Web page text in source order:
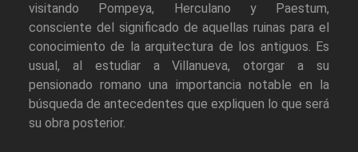
visitando Pompeya, Herculano y Paestum,
consciente del significado de aquellas ruinas para el
conocimiento de la arquitectura de los antiguos. Es
usual, al estudiar a Villanueva, otorgar a su
pensionado romano una importancia notable en la
búsqueda de antecedentes que expliquen lo que será
su obra posterior.